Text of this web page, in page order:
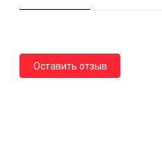
Оставить отзыв